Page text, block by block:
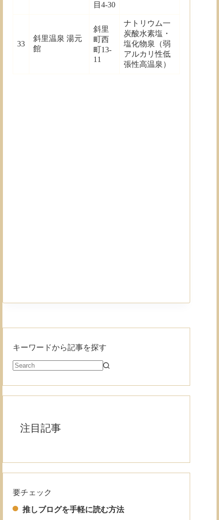
目4-30
33
斜里温泉 湯元
館
斜里
町西
町13-
11
ナトリウム一
炭酸水素塩・
塩化物泉（弱
アルカリ性低
張性高温泉）
キーワードから記事を探す
注目記事
要チェック
推しブログを手軽に読む方法